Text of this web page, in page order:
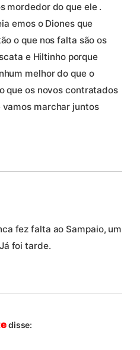
mordedor do que ele .
emos o Diones que
o que nos falta são os
e Hiltinho porque
melhor do que o
que os novos contratados
marchar juntos
fez falta ao Sampaio, um
foi tarde.
disse: